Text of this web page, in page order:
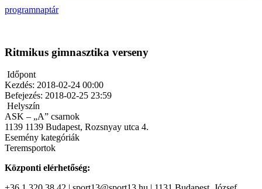
programnaptár
Ritmikus gimnasztika verseny
Időpont
Kezdés: 2018-02-24 00:00
Befejezés: 2018-02-25 23:59
Helyszín
ASK – „A” csarnok
1139 1139 Budapest, Rozsnyay utca 4.
Esemény kategóriák
Teremsportok
Központi elérhetőség: